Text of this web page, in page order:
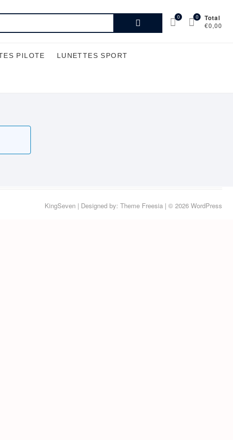
Recherche
0 Total
€0,00
0
PILOTE LUNETTES SPORT
KingSeven | Designed by: Theme Freesia | © 2026 WordPress